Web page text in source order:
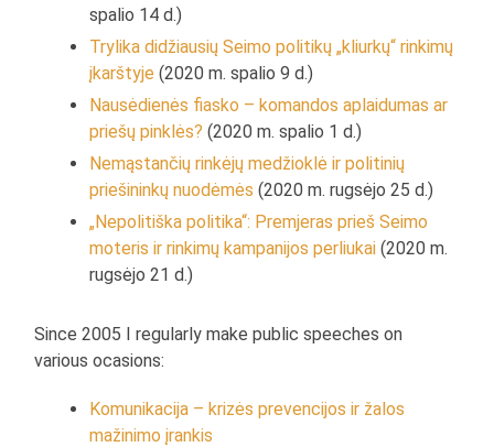
spalio 14 d.)
Trylika didžiausių Seimo politikų „kliurkų“ rinkimų
įkarštyje (2020 m. spalio 9 d.)
Nausėdienės fiasko – komandos aplaidumas ar
priešų pinklės? (2020 m. spalio 1 d.)
Nemąstančių rinkėjų medžioklė ir politinių
priešininkų nuodėmės (2020 m. rugsėjo 25 d.)
„Nepolitiška politika“: Premjeras prieš Seimo
moteris ir rinkimų kampanijos perliukai (2020 m.
rugsėjo 21 d.)
Since 2005 I regularly make public speeches on
various ocasions:
Komunikacija – krizės prevencijos ir žalos
mažinimo įrankis